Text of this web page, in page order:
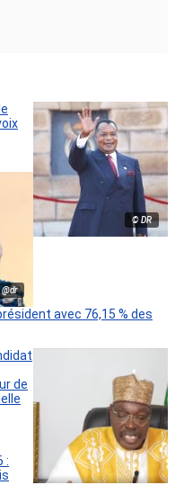
© DR
avec 76,15 % des
de
: